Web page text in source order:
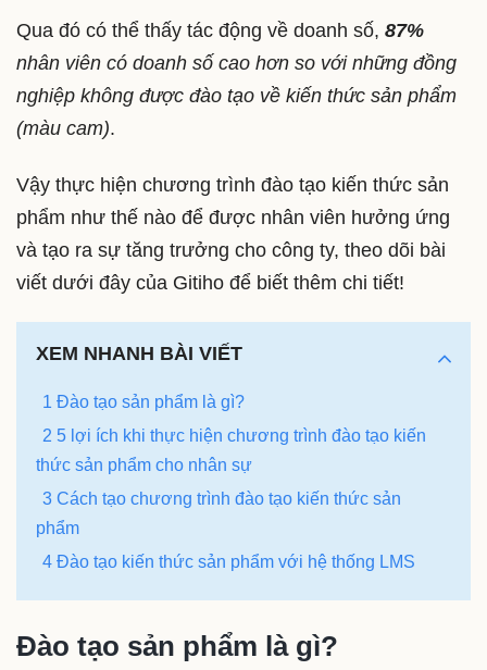
Qua đó có thể thấy tác động về doanh số, 87%
nhân viên có doanh số cao hơn so với những đồng
nghiệp không được đào tạo về kiến thức sản phẩm
(màu cam).
Vậy thực hiện chương trình đào tạo kiến thức sản
phẩm như thế nào để được nhân viên hưởng ứng
và tạo ra sự tăng trưởng cho công ty, theo dõi bài
viết dưới đây của Gitiho để biết thêm chi tiết!
XEM NHANH BÀI VIẾT
1 Đào tạo sản phẩm là gì?
2 5 lợi ích khi thực hiện chương trình đào tạo kiến
thức sản phẩm cho nhân sự
3 Cách tạo chương trình đào tạo kiến thức sản
phẩm
4 Đào tạo kiến thức sản phẩm với hệ thống LMS
Đào tạo sản phẩm là gì?